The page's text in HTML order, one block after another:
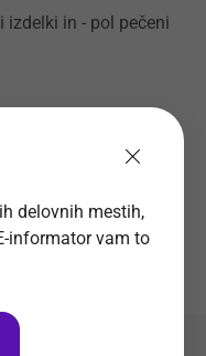
izdelki in - pol pečeni
delovnih mestih,
informator vam to